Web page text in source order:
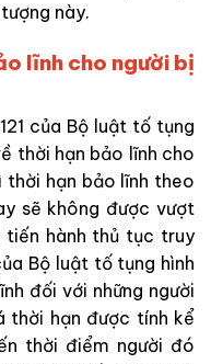
này.
lĩnh cho người bị
của Bộ luật tố tụng
thời hạn bảo lĩnh cho
hạn bảo lĩnh theo
sẽ không được vượt
tiến hành thủ tục truy
Bộ luật tố tụng hình
đối với những người
thời hạn được tính kể
thời điểm người đó